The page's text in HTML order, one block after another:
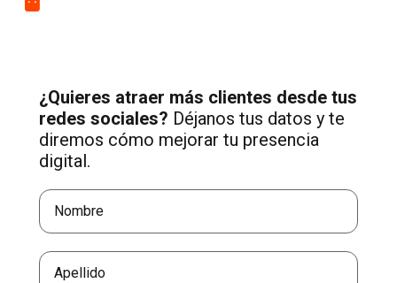
¿Quieres atraer más clientes desde tus
redes sociales? Déjanos tus datos y te
diremos cómo mejorar tu presencia
digital.